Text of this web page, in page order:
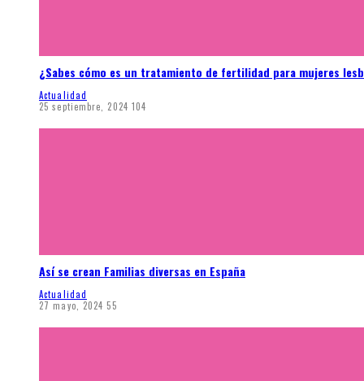
¿Sabes cómo es un tratamiento de fertilidad para mujeres
Actualidad
25 septiembre, 2024 104
Así se crean Familias diversas en España
Actualidad
27 mayo, 2024 55